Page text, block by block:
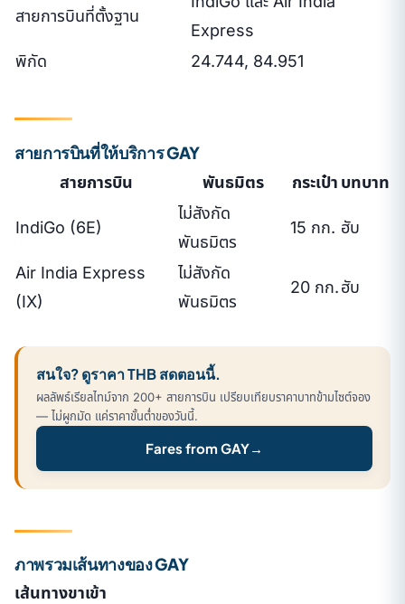
สายการบินที่ตั้งฐาน
Express
พิกัด
24.744, 84.951
สายการบินที่ให้บริการ GAY
สายการบิน พันธมิตร กระเป๋า บทบาท
IndiGo (6E)
ไม่สังกัด
พันธมิตร
15 กก. ฮับ
Air India Express
(IX)
ไม่สังกัด
พันธมิตร
20 กก.ฮับ
สนใจ? ดูราคา THB สดตอนนี้.
ผลลัพธ์เรียลไทม์จาก 200+ สายการบิน เปรียบเทียบราคาบาทข้ามไซต์จอง
— ไม่ผูกมัด แค่ราคาขั้นต่ำของวันนี้.
Fares from GAY→
ภาพรวมเส้นทางของ GAY
เส้นทางขาเข้า